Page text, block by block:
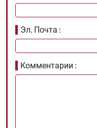
Эл. Почта
Комментарии